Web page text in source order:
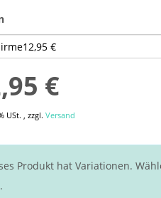
€
USt. , zzgl. Versand
Produkt hat Variationen.